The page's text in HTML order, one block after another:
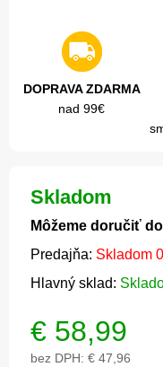
DOPRAVA ZDARMA
nad 99€
Skladom
Môžeme doručiť
Predajňa: Skladom
Hlavný sklad:
€ 58,99
bez DPH: € 47,96